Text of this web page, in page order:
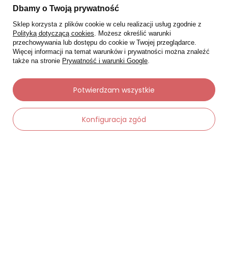
Moje zamówienia
Status zamówienia
Dbamy o Twoją prywatność
Sklep korzysta z plików cookie w celu realizacji usług zgodnie z
Polityką dotyczącą cookies. Możesz określić warunki
przechowywania lub dostępu do cookie w Twojej przeglądarce.
Więcej informacji na temat warunków i prywatności można znaleźć
także na stronie Prywatność i warunki Google.
Konfiguracja zgód
Potwierdzam wszystkie